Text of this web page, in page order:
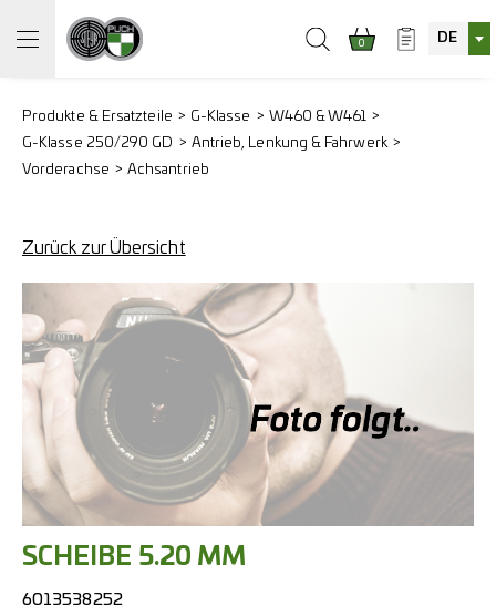
0 DE
Produkte & Ersatzteile G-Klasse
W460 & W461
G-Klasse 250/290 GD
Antrieb, Lenkung & Fahrwerk
Vorderachse
Achsantrieb
Zurück zur Übersicht
SCHEIBE 5.20 MM
6013538252